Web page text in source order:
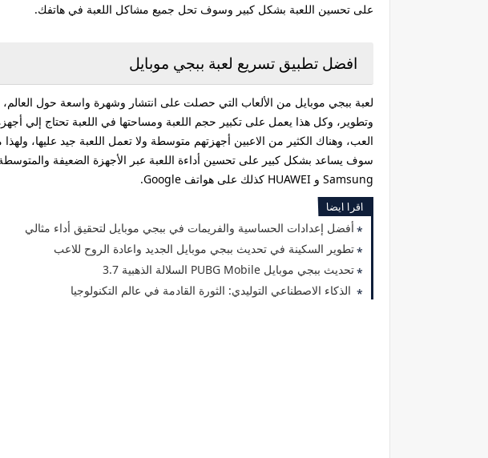
على تحسين اللعبة بشكل كبير وسوف تحل جميع مشاكل اللعبة في هاتفك.
افضل تطبيق تسريع لعبة ببجي موبايل
لعبة ببجي موبايل من الألعاب التي حصلت على انتشار وشهرة واسعة حول
وتطوير، وكل هذا يعمل على تكبير حجم اللعبة ومساحتها في اللعبة تحتاج إلي
Samsung و HUAWEI كذلك على هواتف Google.
اقرا ايضا
أفضل إعدادات الحساسية والفريمات في ببجي موبايل لتحقيق أداء مثالي
تطوير السكينة في تحديث ببجي موبايل الجديد واعادة الروح للاعب
تحديث ببجي موبايل PUBG Mobile السلالة الذهبية 3.7
الذكاء الاصطناعي التوليدي: الثورة القادمة في عالم التكنولوجيا